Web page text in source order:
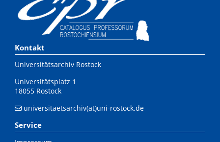
Kontakt
Universitätsarchiv Rostock
Universitätsplatz 1
18055 Rostock
universitaetsarchiv(at)uni-rostock.de
Service